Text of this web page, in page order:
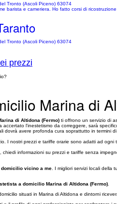
Tronto (Ascoli Piceno) 63074
barista e cameriera. Ho fatto corsi di ricostruzione
Tronto (Ascoli Piceno) 63074
prezzi
Marina di
di Altidona (Fermo) ti offrono un servizio di
l'inestetismo da correggere, sarà
dovrà avere profonda cura soprattutto in termini
I nostri prezzi e tariffe orarie sono adatti ad
chiedi informazioni su prezzi e tariffe senza
domicilio vicino a me . I migliori servizi locali della
a domicilio Marina di Altidona (Fermo)
situati in Marina di Altidona e dintorni